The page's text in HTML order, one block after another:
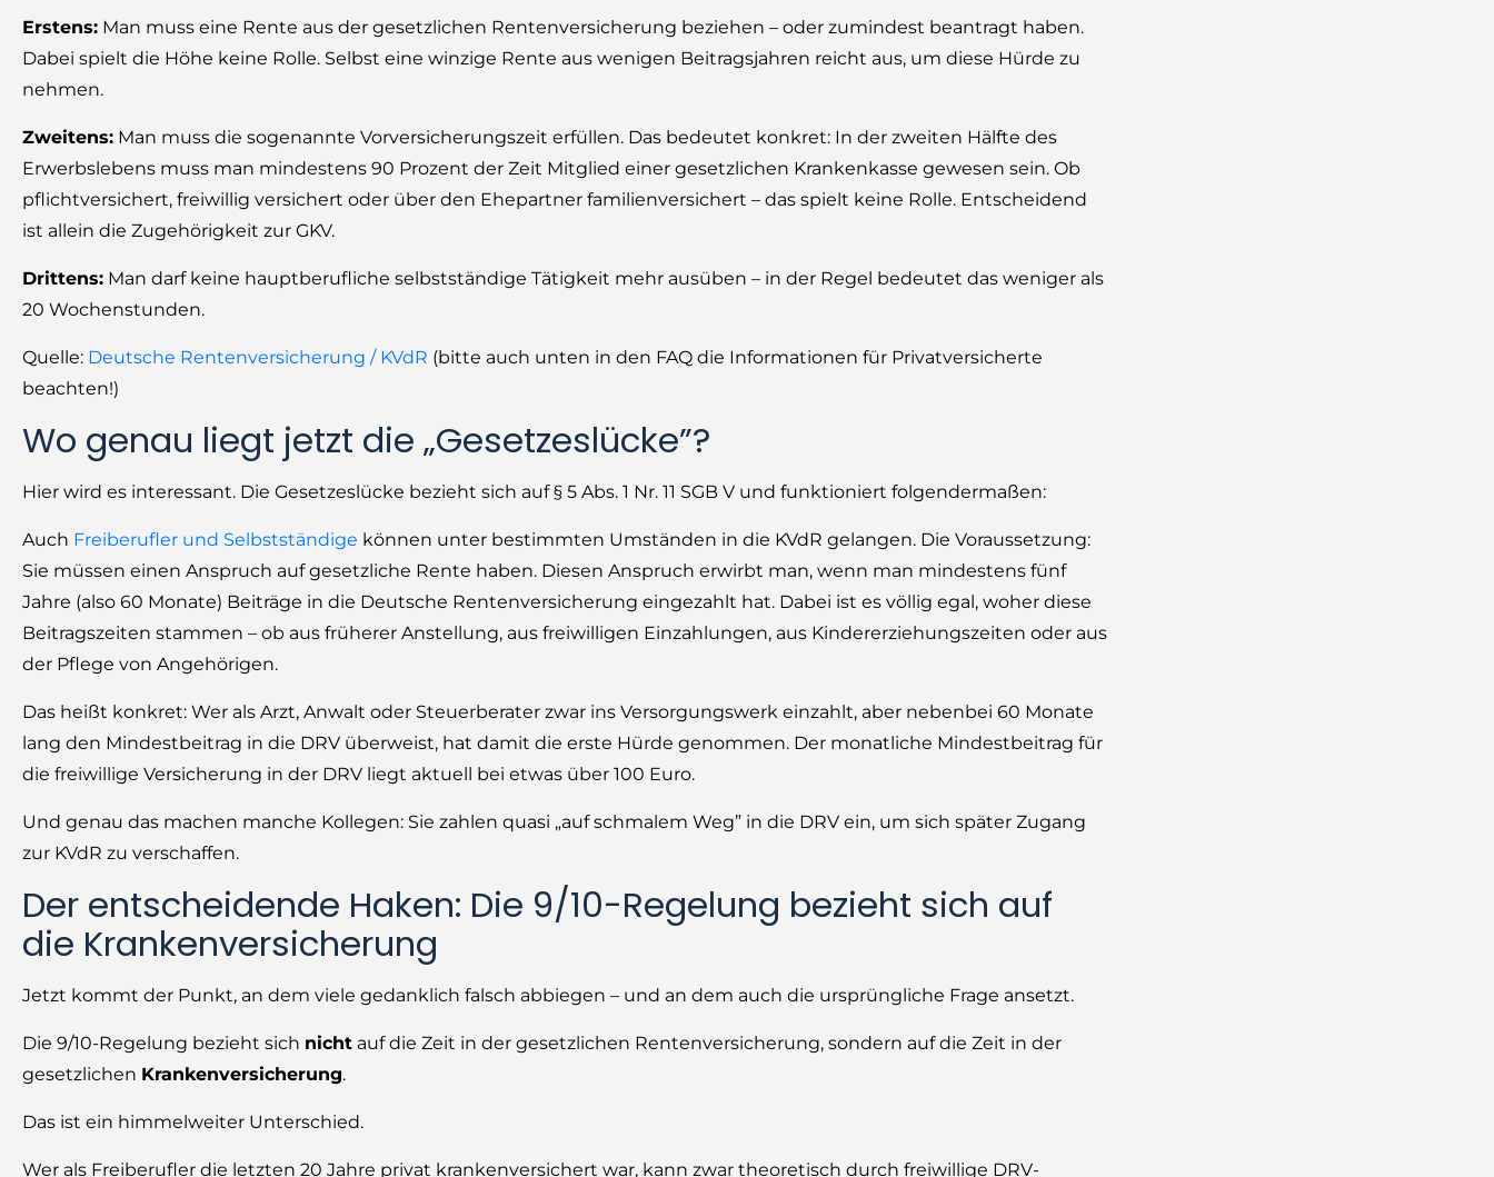
Erstens: Man muss eine Rente aus der gesetzlichen Rentenversicherung beziehen – oder zumindest beantragt haben.
Dabei spielt die Höhe keine Rolle. Selbst eine winzige Rente aus wenigen Beitragsjahren reicht aus, um diese Hürde zu
nehmen.
Zweitens: Man muss die sogenannte Vorversicherungszeit erfüllen. Das bedeutet konkret: In der zweiten Hälfte des
Erwerbslebens muss man mindestens 90 Prozent der Zeit Mitglied einer gesetzlichen Krankenkasse gewesen sein. Ob
pflichtversichert, freiwillig versichert oder über den Ehepartner familienversichert – das spielt keine Rolle. Entscheidend
ist allein die Zugehörigkeit zur GKV.
Drittens: Man darf keine hauptberufliche selbstständige Tätigkeit mehr ausüben – in der Regel bedeutet das weniger als
20 Wochenstunden.
Quelle: Deutsche Rentenversicherung / KVdR (bitte auch unten in den FAQ die Informationen für Privatversicherte
beachten!)
Wo genau liegt jetzt die „Gesetzeslücke”?
Hier wird es interessant. Die Gesetzeslücke bezieht sich auf § 5 Abs. 1 Nr. 11 SGB V und funktioniert folgendermaßen:
Auch Freiberufler und Selbstständige können unter bestimmten Umständen in die KVdR gelangen. Die Voraussetzung:
Sie müssen einen Anspruch auf gesetzliche Rente haben. Diesen Anspruch erwirbt man, wenn man mindestens fünf
Jahre (also 60 Monate) Beiträge in die Deutsche Rentenversicherung eingezahlt hat. Dabei ist es völlig egal, woher diese
Beitragszeiten stammen – ob aus früherer Anstellung, aus freiwilligen Einzahlungen, aus Kindererziehungszeiten oder aus
der Pflege von Angehörigen.
Das heißt konkret: Wer als Arzt, Anwalt oder Steuerberater zwar ins Versorgungswerk einzahlt, aber nebenbei 60 Monate
lang den Mindestbeitrag in die DRV überweist, hat damit die erste Hürde genommen. Der monatliche Mindestbeitrag für
die freiwillige Versicherung in der DRV liegt aktuell bei etwas über 100 Euro.
Und genau das machen manche Kollegen: Sie zahlen quasi „auf schmalem Weg” in die DRV ein, um sich später Zugang
zur KVdR zu verschaffen.
Der entscheidende Haken: Die 9/10-Regelung bezieht sich auf
die Krankenversicherung
Jetzt kommt der Punkt, an dem viele gedanklich falsch abbiegen – und an dem auch die ursprüngliche Frage ansetzt.
Die 9/10-Regelung bezieht sich nicht auf die Zeit in der gesetzlichen Rentenversicherung, sondern auf die Zeit in der
gesetzlichen Krankenversicherung.
Das ist ein himmelweiter Unterschied.
Wer als Freiberufler die letzten 20 Jahre privat krankenversichert war, kann zwar theoretisch durch freiwillige DRV-